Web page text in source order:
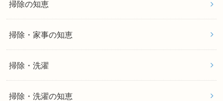
掃除の知恵
掃除・家事の知恵
掃除・洗濯
掃除・洗濯の知恵